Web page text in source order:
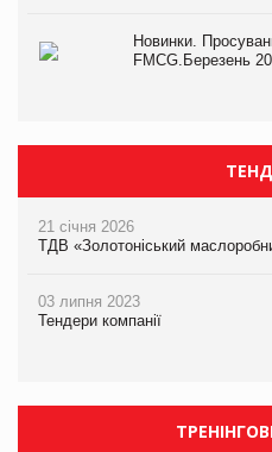
Новинки.
FMCG.Березень
21 січня 2026
ТДВ «Золотоніський
03 липня 2023
Тендери компанії